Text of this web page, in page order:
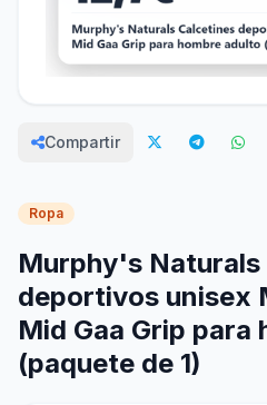
Compartir
Ropa
Murphy's
deportivos unisex
Mid Gaa Grip para
(paquete de 1)